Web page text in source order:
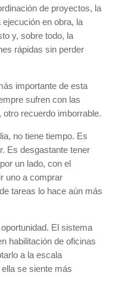
de proyectos, la
en obra, la
y, sobre todo, la
rápidas sin perder
importante de esta
sufren con las
recuerdo imborrable.
no tiene tiempo. Es
Es desgastante tener
un lado, con el
uno a comprar
tareas lo hace aún más
El sistema
habilitación de oficinas
a la escala
se siente más